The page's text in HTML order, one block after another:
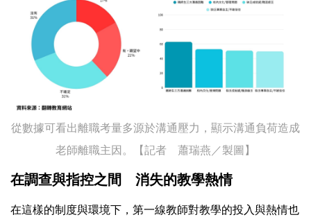
從數據可看出離職考量多源於溝通壓力，顯示溝通負荷造成
老師離職主因。【記者 蕭瑞燕／製圖】
在調查與指控之間 消失的教學熱情
在這樣的制度與環境下，第一線教師對教學的投入與熱情也